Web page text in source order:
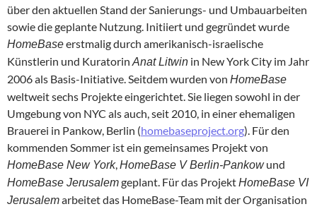
über den aktuellen Stand der Sanierungs- und Umbauarbeiten
sowie die geplante Nutzung. Initiiert und gegründet wurde
HomeBaseerstmalig durch amerikanisch-israelische
Künstlerin und Kuratorin Anat Litwin in New York City im Jahr
2006 als Basis-Initiative. Seitdem wurden von HomeBase
weltweit sechs Projekte eingerichtet. Sie liegen sowohl in der
Umgebung von NYC als auch, seit 2010, in einer ehemaligen
Brauerei in Pankow, Berlin (homebaseproject.org). Für den
kommenden Sommer ist ein gemeinsames Projekt von
HomeBase New York,HomeBase V Berlin-Pankowund
HomeBase Jerusalemgeplant. Für das ProjektHomeBase VI
Jerusalemarbeitet das HomeBase-Team mit der Organisation